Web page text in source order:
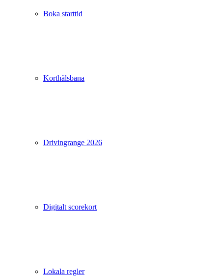
Boka starttid
Korthålsbana
Drivingrange 2026
Digitalt scorekort
Lokala regler